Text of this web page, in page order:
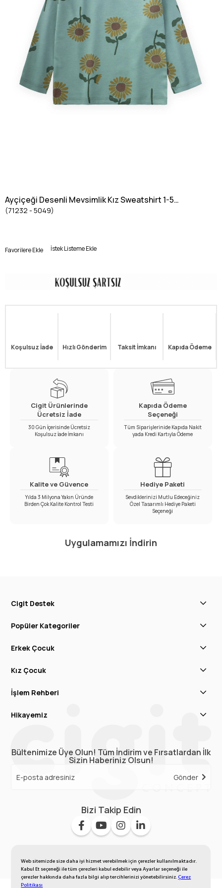
Web sitemizde size daha iyi hizmet verebilmek için çerezler kullanılmaktadır.
Kabul Et seçeneği ile tüm çerezleri kabul edebilir veya Ayarlar seçeneği ile
çerezler hakkında daha fazla bilgi alıp tercihlerinizi yönetebilirsiniz.Çerez
Politikası
Ayçiçeği Desenli Mevsimlik Kız Sweatshirt 1-5
Yaş Yeşil
(71232 - 5049)
Favorilere Ekle İstek Listeme Ekle
Koşulsuz İade Hızlı Gönderim Taksit İmkanı Kapıda Ödeme
Cigit Ürünlerinde
Ücretsiz İade
30 Gün İçerisinde Ücretsiz
Koşulsuz İade İmkanı
Kapıda Ödeme
Seçeneği
Tüm Siparişlerinide Kapıda Nakit
yada Kredi Kartıyla Ödeme
Kalite ve Güvence
Yılda 3 Milyona Yakın Üründe
Birden Çok Kalite Kontrol Testi
Hediye Paketi
Sevdiklerinizi Mutlu Edeceğiniz
Özel Tasarımlı Hediye Paketi
Seçeneği
Uygulamamızı İndirin
Cigit Destek
Popüler Kategoriler
Erkek Çocuk
Kız Çocuk
İşlem Rehberi
Hikayemiz
Bültenimize Üye Olun! Tüm İndirim ve Fırsatlardan İlk
Sizin Haberiniz Olsun!
Gönder
Bizi Takip Edin